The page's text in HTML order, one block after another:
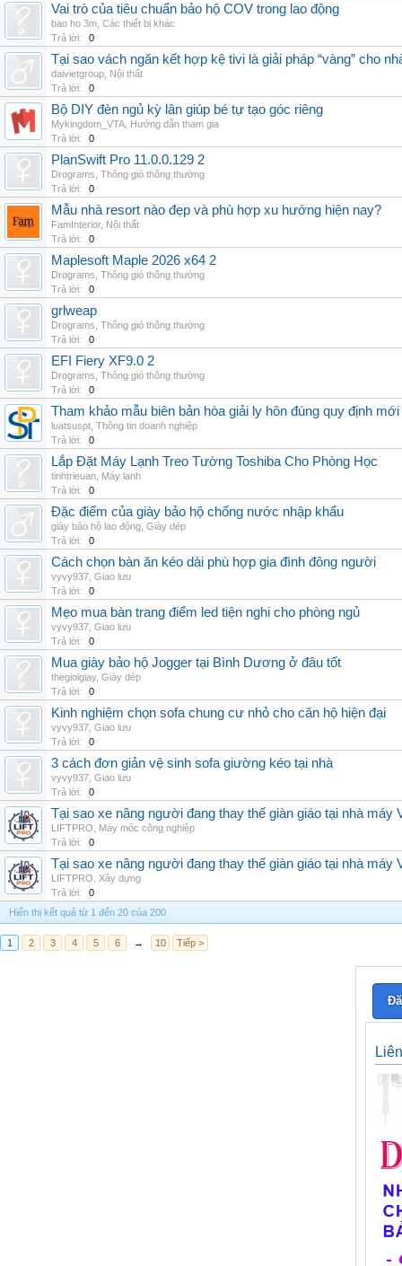
Vai trò của tiêu chuẩn bảo hộ COV trong lao động
bao ho 3m Các thiết bị khác
Trả lời:
0
Tại sao vách ngăn kết hợp kệ tivi là giải pháp “vàng” cho
daivietgroup Nội thất
Trả lời:
0
Bộ DIY đèn ngủ kỳ lân giúp bé tự tạo góc riêng
Mykingdom_VTA Hướng dẫn tham gia
Trả lời:
0
PlanSwift Pro 11.0.0.129 2
Drograms Thông gió thông thường
Trả lời:
0
Mẫu nhà resort nào đẹp và phù hợp xu hướng hiện nay?
FamInterior, Nội thất
Trả lời:
0
Maplesoft Maple 2026 x64 2
Drograms Thông gió thông thường
Trả lời:
0
grlweap
Drograms Thông gió thông thường
Trả lời:
0
EFI Fiery XF9.0 2
Drograms Thông gió thông thường
Trả lời:
0
Tham khảo mẫu biên bản hòa giải ly hôn đúng quy định mới
luatsuspt Thông tin doanh nghiệp
Trả lời:
0
Lắp Đặt Máy Lạnh Treo Tường Toshiba Cho Phòng Học
tinhtrieuan Máy lạnh
Trả lời:
0
Đặc điểm của giày bảo hộ chống nước nhập khẩu
giày bảo hộ lao động Giày dép
Trả lời:
0
Cách chọn bàn ăn kéo dài phù hợp gia đình đông người
vyvy937 Giao lưu
Trả lời:
0
Mẹo mua bàn trang điểm led tiện nghi cho phòng ngủ
vyvy937 Giao lưu
Trả lời:
0
Mua giày bảo hộ Jogger tại Bình Dương ở đâu tốt
thegioigiay, Giày dép
Trả lời:
0
Kinh nghiệm chọn sofa chung cư nhỏ cho căn hộ hiện đại
vyvy937 Giao lưu
Trả lời:
0
3 cách đơn giản vệ sinh sofa giường kéo tại nhà
vyvy937 Giao lưu
Trả lời:
0
Tại sao xe nâng người đang thay thế giàn giáo tại nhà máy
LIFTPRO
Máy móc công nghiệp
Trả lời:
0
Tại sao xe nâng người đang thay thế giàn giáo tại nhà máy
LIFTPRO
Xây dựng
Trả lời:
0
Hiển thị kết quả từ 1 đến 20 của 200
1 2 3 4 5 6 → 10 Tiếp >